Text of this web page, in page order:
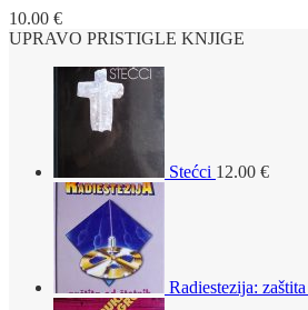
10.00 €
UPRAVO PRISTIGLE KNJIGE
Stećci 12.00 €
Radiestezija: